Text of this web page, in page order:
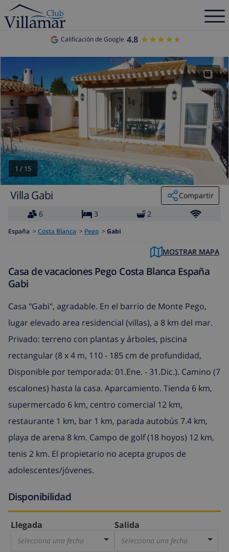
Calificación de Google 4.8 ★★★★★
★★★★★
1 / 15
Villa Gabi
Compartir
6
3 2
España > Costa Blanca > Pego > Gabi
MOSTRAR MAPA
Casa de vacaciones Pego Costa Blanca España
Gabi
Casa "Gabi", agradable. En el barrio de Monte Pego,
lugar elevado area residencial (villas), a 8 km del mar.
Privado: terreno con plantas y árboles, piscina
rectangular (8 x 4 m, 110 - 185 cm de profundidad,
Disponible por temporada: 01.Ene. - 31.Dic.). Camino (7
escalones) hasta la casa. Aparcamiento. Tienda 6 km,
supermercado 6 km, centro comercial 12 km,
restaurante 1 km, bar 1 km, parada autobús 7.4 km,
playa de arena 8 km. Campo de golf (18 hoyos) 12 km,
tenis 2 km. El propietario no acepta grupos de
adolescentes/jóvenes.
Disponibilidad
Llegada
Selecciona una fecha
Salida
Selecciona una fecha